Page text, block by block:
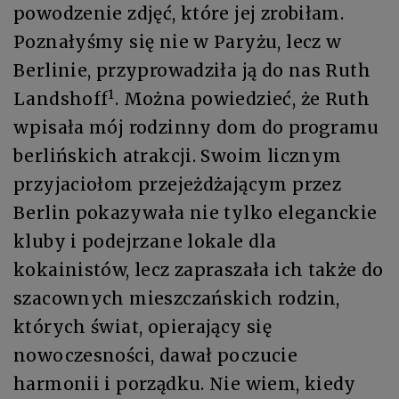
powodzenie zdjęć, które jej zrobiłam.
Poznałyśmy się nie w Paryżu, lecz w
Berlinie, przyprowadziła ją do nas Ruth
Landshoff1. Można powiedzieć, że Ruth
wpisała mój rodzinny dom do programu
berlińskich atrakcji. Swoim licznym
przyjaciołom przejeżdżającym przez
Berlin pokazywała nie tylko eleganckie
kluby i podejrzane lokale dla
kokainistów, lecz zapraszała ich także do
szacownych mieszczańskich rodzin,
których świat, opierający się
nowoczesności, dawał poczucie
harmonii i porządku. Nie wiem, kiedy